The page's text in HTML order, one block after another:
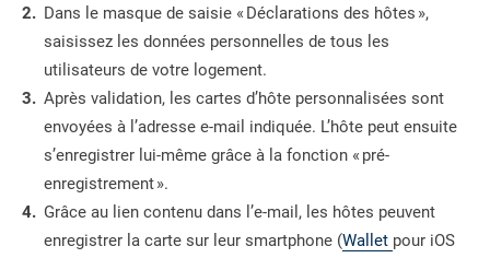
Dans le masque de saisie « Déclarations des hôtes »,
saisissez les données personnelles de tous les
utilisateurs de votre logement.
Après validation, les cartes d’hôte personnalisées sont
envoyées à l’adresse e-mail indiquée. L’hôte peut ensuite
s’enregistrer lui-même grâce à la fonction « pré-
enregistrement ».
Grâce au lien contenu dans l’e-mail, les hôtes peuvent
enregistrer la carte sur leur smartphone (Wallet pour iOS